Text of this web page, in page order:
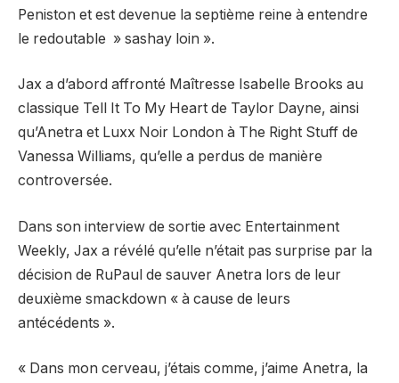
Peniston et est devenue la septième reine à entendre
le redoutable » sashay loin ».
Jax a d’abord affronté Maîtresse Isabelle Brooks au
classique Tell It To My Heart de Taylor Dayne, ainsi
qu’Anetra et Luxx Noir London à The Right Stuff de
Vanessa Williams, qu’elle a perdus de manière
controversée.
Dans son interview de sortie avec Entertainment
Weekly, Jax a révélé qu’elle n’était pas surprise par la
décision de RuPaul de sauver Anetra lors de leur
deuxième smackdown « à cause de leurs
antécédents ».
« Dans mon cerveau, j’étais comme, j’aime Anetra, la